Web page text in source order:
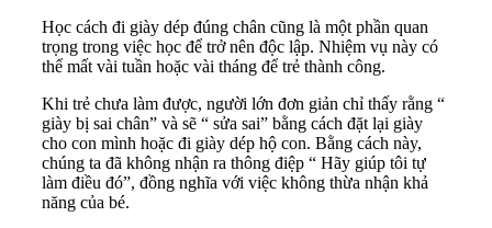
Học cách đi giày dép đúng chân cũng là một phần quan
trọng trong việc học để trở nên độc lập. Nhiệm vụ này có
thể mất vài tuần hoặc vài tháng để trẻ thành công.
Khi trẻ chưa làm được, người lớn đơn giản chỉ thấy rằng “
giày bị sai chân” và sẽ “ sửa sai” bằng cách đặt lại giày
cho con mình hoặc đi giày dép hộ con. Bằng cách này,
chúng ta đã không nhận ra thông điệp “ Hãy giúp tôi tự
làm điều đó”, đồng nghĩa với việc không thừa nhận khả
năng của bé.